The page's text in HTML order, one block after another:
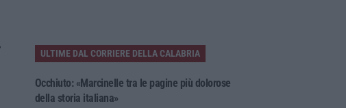
ULTIME DAL CORRIERE DELLA CALABRIA
Occhiuto: «Marcinelle tra le pagine più dolorose
della storia italiana»